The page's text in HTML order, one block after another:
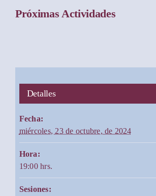
Próximas Actividades
Detalles
Fecha:
miércoles, 23 de octubre, de 2024
Hora:
19:00 hrs.
Sesiones: